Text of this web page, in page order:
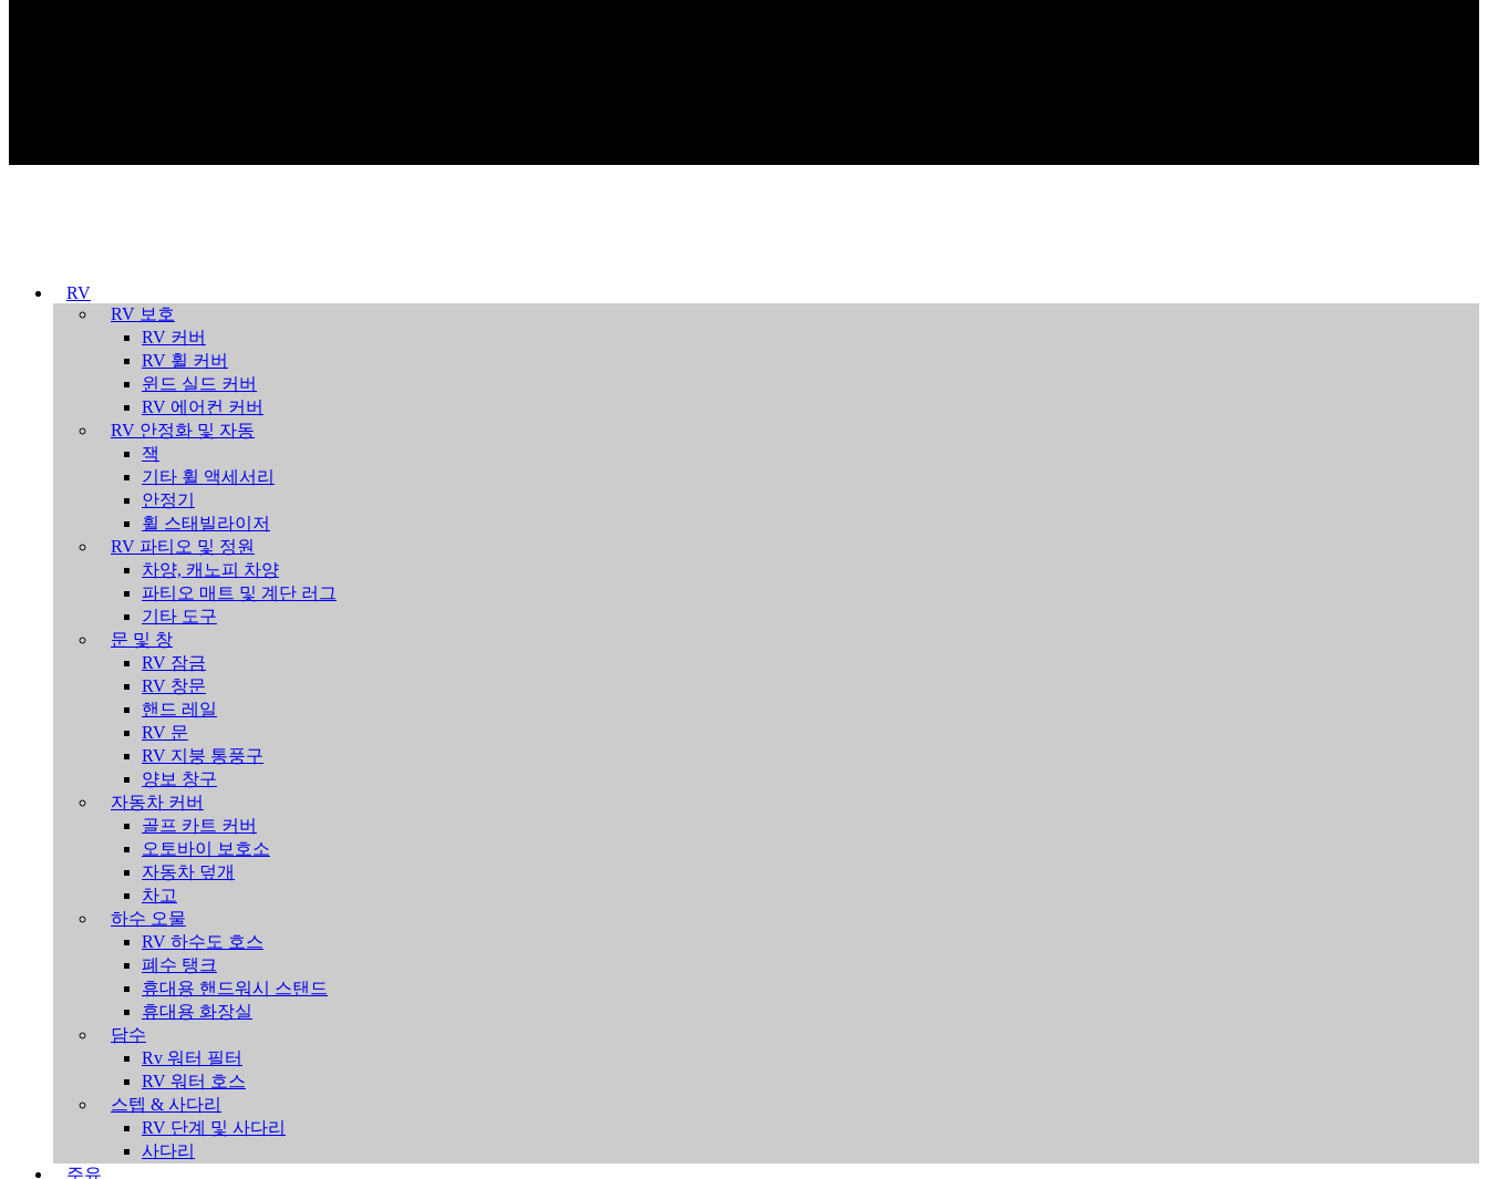
RV
RV 보호
RV 커버
RV 휠 커버
윈드 실드 커버
RV 에어컨 커버
RV 안정화 및 자동
잭
기타 휠 액세서리
안정기
휠 스태빌라이저
RV 파티오 및 정원
차양, 캐노피 차양
파티오 매트 및 계단 러그
기타 도구
문 및 창
RV 잠금
RV 창문
핸드 레일
RV 문
RV 지붕 통풍구
양보 창구
자동차 커버
골프 카트 커버
오토바이 보호소
자동차 덮개
차고
하수 오물
RV 하수도 호스
폐수 탱크
휴대용 핸드워시 스탠드
휴대용 화장실
담수
Rv 워터 필터
RV 워터 호스
스텝 & 사다리
RV 단계 및 사다리
사다리
주유